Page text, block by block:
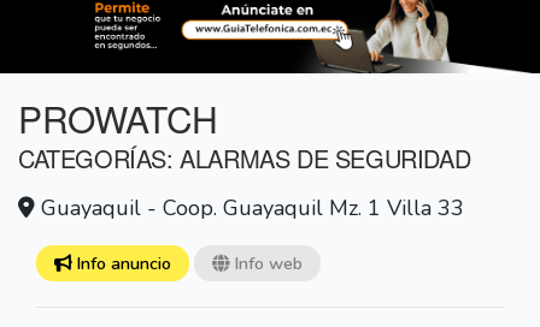
PROWATCH
CATEGORÍAS: ALARMAS DE SEGURIDAD
Guayaquil - Coop. Guayaquil Mz. 1 Villa 33
Info anuncio Info web